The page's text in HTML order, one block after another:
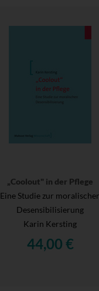
„Coolout" in der Pflege
Eine Studie zur
Desensibilisierung
Karin Kersting
44,00 €